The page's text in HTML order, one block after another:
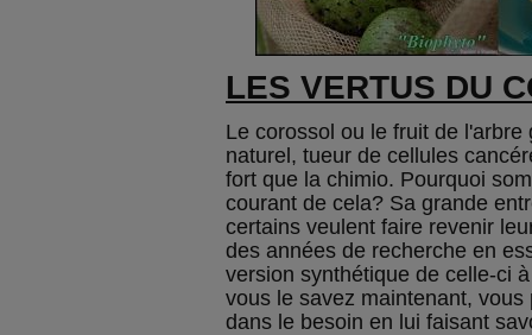
LES VERTUS DU
Le corossol ou le fruit de
naturel, tueur de cellules
fort que la chimio. Pourquoi
courant de cela? Sa grande
certains veulent faire revenir
des années de recherche en
version synthétique de celle-ci
vous le savez maintenant,
dans le besoin en lui faisant